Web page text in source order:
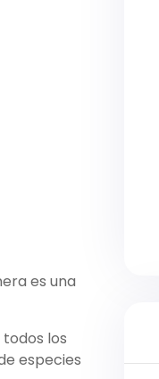
es una
los
especies